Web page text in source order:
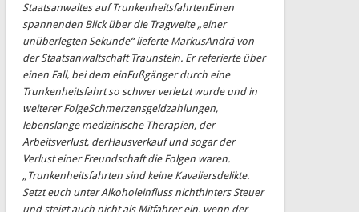
Staatsanwaltes auf TrunkenheitsfahrtenEinen
spannenden Blick über die Tragweite „einer
unüberlegten Sekunde“ lieferte MarkusAndrä von
der Staatsanwaltschaft Traunstein. Er referierte über
einen Fall, bei dem einFußgänger durch eine
Trunkenheitsfahrt so schwer verletzt wurde und in
weiterer FolgeSchmerzensgeldzahlungen,
lebenslange medizinische Therapien, der
Arbeitsverlust, derHausverkauf und sogar der
Verlust einer Freundschaft die Folgen waren.
„Trunkenheitsfahrten sind keine Kavaliersdelikte.
Setzt euch unter Alkoholeinfluss nichthinters Steuer
und steigt auch nicht als Mitfahrer ein, wenn der